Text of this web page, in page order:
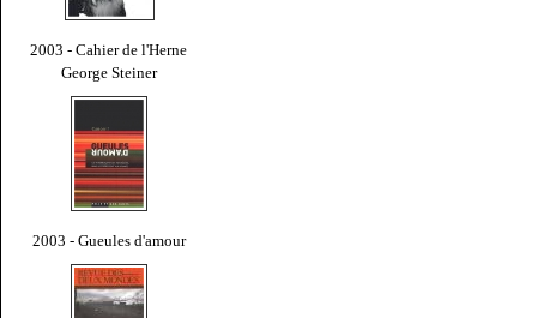
2003 - Cahier de l'Herne
George Steiner
2003 - Gueules d'amour